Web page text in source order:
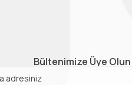
Bültenimize Üye